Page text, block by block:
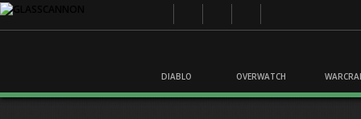
DIABLO OVERWATCH